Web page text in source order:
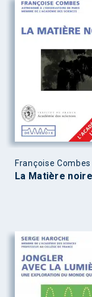
Françoise Combes
La Matière noire